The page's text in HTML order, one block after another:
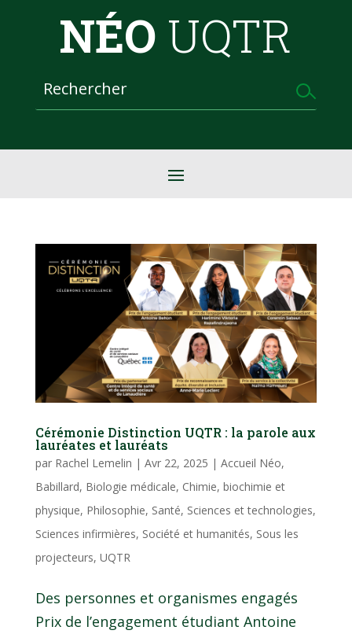
NÉO UQTR
Cérémonie Distinction UQTR : la parole aux
lauréates et lauréats
par Rachel Lemelin | Avr 22, 2025 | Accueil Néo,
Babillard, Biologie médicale, Chimie, biochimie et
physique, Philosophie, Santé, Sciences et technologies,
Sciences infirmières, Société et humanités, Sous les
projecteurs, UQTR
Des personnes et organismes engagés
Prix de l’engagement étudiant Antoine